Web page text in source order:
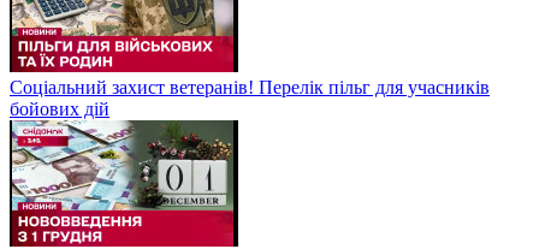
Соціальний захист ветеранів! Перелік пільг для учасників
бойових дій